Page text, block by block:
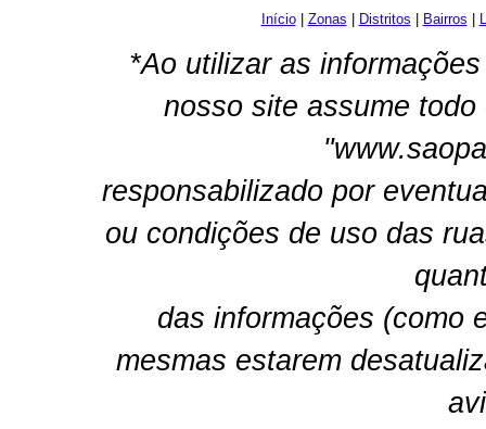
Início| Zonas Distritos Bairros
*Ao utilizar as
nosso site assume
responsabilizado por
ou condições de uso das
das informações (como
mesmas estarem